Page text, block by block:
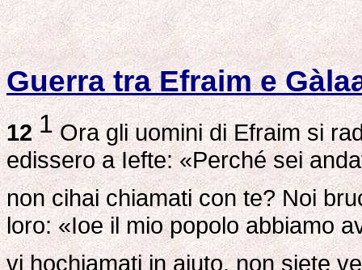
Guerra tra Efraim e
12 1Ora gli uomini di Efraim si
edissero a Iefte: «Perché sei
non cihai chiamati con te? Noi
loro: «Ioe il mio popolo abbiamo
vi hochiamati in aiuto, non siete